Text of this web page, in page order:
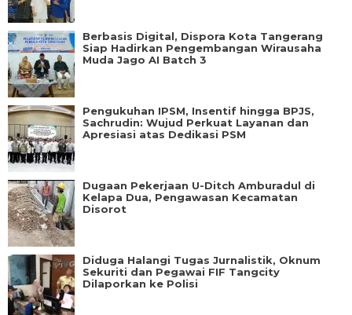
Berbasis Digital, Dispora Kota Tangerang
Siap Hadirkan Pengembangan Wirausaha
Muda Jago AI Batch 3
Pengukuhan IPSM, Insentif hingga BPJS,
Sachrudin: Wujud Perkuat Layanan dan
Apresiasi atas Dedikasi PSM
Dugaan Pekerjaan U-Ditch Amburadul di
Kelapa Dua, Pengawasan Kecamatan
Disorot
Diduga Halangi Tugas Jurnalistik, Oknum
Sekuriti dan Pegawai FIF Tangcity
Dilaporkan ke Polisi